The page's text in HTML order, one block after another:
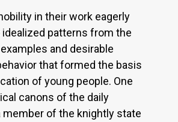
in their work eagerly
idealized patterns from the
and desirable
that formed the basis
of young people. One
canons of the daily
member of the knightly state